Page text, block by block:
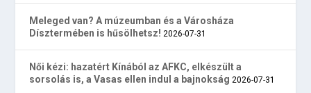
Meleged van? A múzeumban és a Városháza
Dísztermében is hűsölhetsz! 2026-07-31
Női kézi: hazatért Kínából az AFKC, elkészült a
sorsolás is, a Vasas ellen indul a bajnokság 2026-07-31